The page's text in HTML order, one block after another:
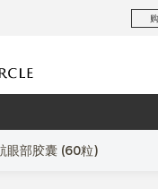
部胶囊 (60粒)